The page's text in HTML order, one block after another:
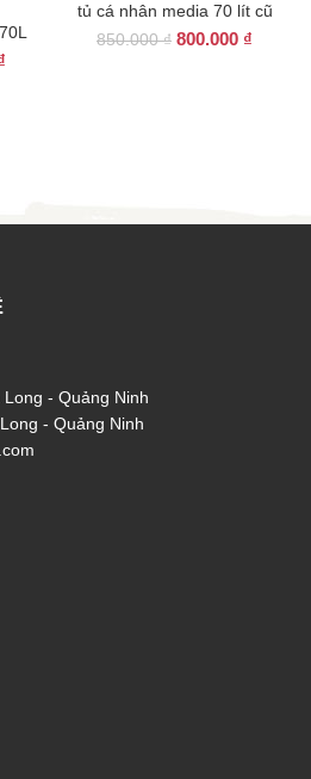
tủ cá nhân media 70 lít cũ
850.000₫ Giá
800.000 ₫
- Quảng Ninh
- Quảng Ninh